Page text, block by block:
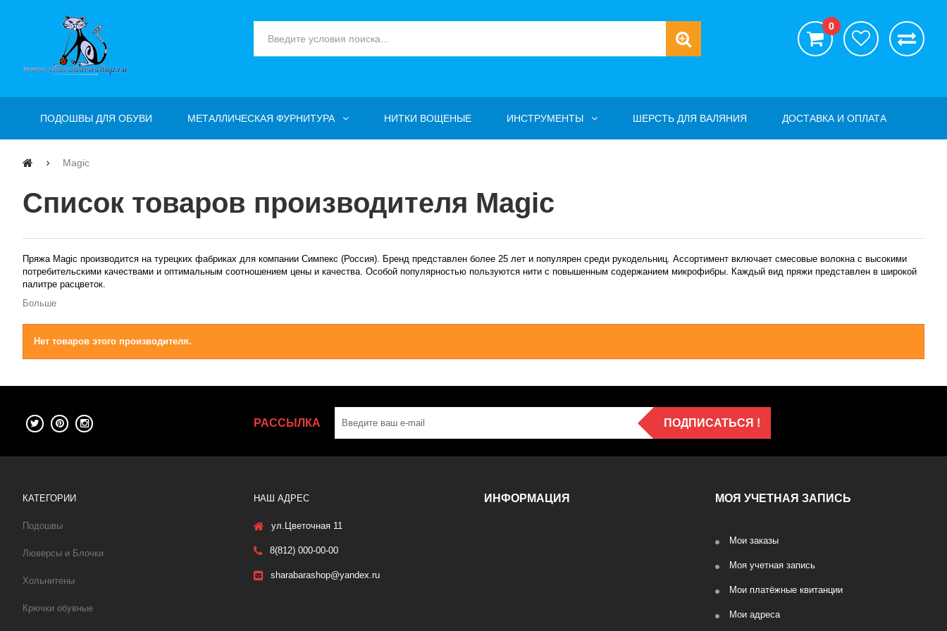
0
ПОДОШВЫ ДЛЯ ОБУВИ МЕТАЛЛИЧЕСКАЯ ФУРНИТУРА НИТКИ ВОЩЕНЫЕ ИНСТРУМЕНТЫ ШЕРСТЬ ДЛЯ ВАЛЯНИЯ ДОСТАВКА И ОПЛАТА
Magic
Список товаров производителя Magic
Пряжа Magic производится на турецких фабриках для компании Симпекс (Россия). Бренд представлен более 25 лет и популярен среди рукодельниц. Ассортимент включает смесовые волокна с высокими
потребительскими качествами и оптимальным соотношением цены и качества. Особой популярностью пользуются нити с повышенным содержанием микрофибры. Каждый вид пряжи представлен в широкой
палитре расцветок.
Больше
Нет товаров этого производителя.
РАССЫЛКА ПОДПИСАТЬСЯ !
КАТЕГОРИИ
Подошвы
Люверсы и Блочки
Хольнитены
Крючки обувные
НАШ АДРЕС
ул.Цветочная 11
8(812) 000-00-00
sharabarashop@yandex.ru
ИНФОРМАЦИЯ МОЯ УЧЕТНАЯ ЗАПИСЬ
Мои заказы
Моя учетная запись
Мои платёжные квитанции
Мои адреса